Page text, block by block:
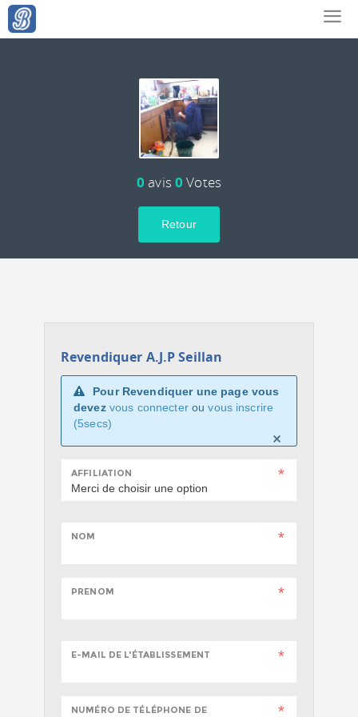
0 avis 0 Votes
Retour
Revendiquer A.J.P Seillan
Pour Revendiquer une page vous
devez vous connecterouvous inscrire
(5secs)
AFFILIATION
NOM
PRENOM
E-MAIL DE L'ÉTABLISSEMENT
NUMÉRO DE TÉLÉPHONE DE